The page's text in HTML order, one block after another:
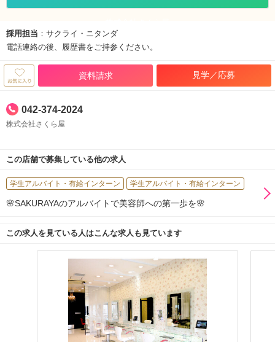
採用担当 ：サクライ・ニタンダ
電話連絡の後、履歴書をご持参ください。
資料請求 見学／応募
042-374-2024
株式会社さくら屋
この店舗で募集している他の求人
学生アルバイト・有給インターン 学生アルバイト・有給インターン
🌸SAKURAYAのアルバイトで美容師への第一歩を🌸
この求人を見ている人はこんな求人も見ています